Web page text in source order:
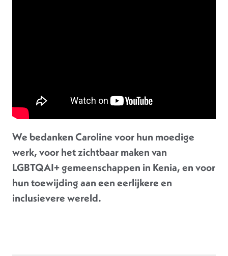
We bedanken Caroline voor hun moedige
werk, voor het zichtbaar maken van
LGBTQAI+ gemeenschappen in Kenia, en voor
hun toewijding aan een eerlijkere en
inclusievere wereld.